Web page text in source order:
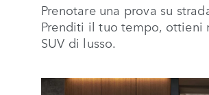
Prenotare una prova su
Prenditi il tuo tempo, ottieni
SUV di lusso.